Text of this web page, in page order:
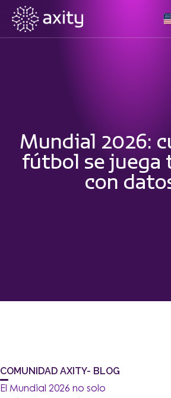
Mundial 2026:
fútbol se juega
con
COMUNIDAD AXITY- BLOG
El Mundial 2026 no solo